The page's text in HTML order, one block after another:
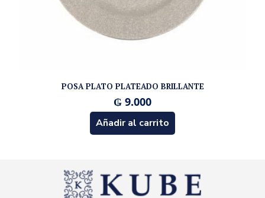
POSA PLATO PLATEADO BRILLANTE
₲ 9.000
Añadir al carrito